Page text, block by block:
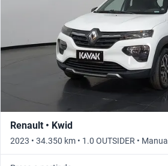
Renault • Kwid
2023 • 34.350 km • 1.0 OUTSIDER • Manual